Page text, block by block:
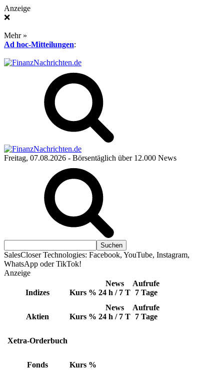
Anzeige
❌
Mehr »
Ad hoc-Mitteilungen:
Freitag, 07.08.2026 - Börsentäglich über 12.000 News
SalesCloser Technologies: Facebook, YouTube, Instagram,
WhatsApp oder TikTok!
Anzeige
Indizes Kurs %
News
24 h / 7 T
Aufrufe
7 Tage
Aktien Kurs %
News
24 h / 7 T
Aufrufe
7 Tage
Xetra-Orderbuch
Fonds Kurs %